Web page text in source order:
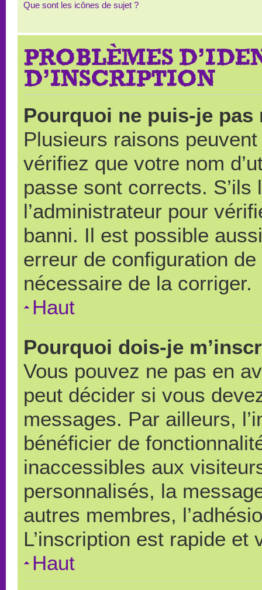
Que sont les icônes de sujet ?
PROBLÈMES
D’INSCRIPTION
Pourquoi ne puis-je pas
Plusieurs raisons
vérifiez que votre nom
passe sont corrects.
l’administrateur pour
banni. Il est possible
erreur de configuration
nécessaire de la corriger.
Haut
Pourquoi dois-je
Vous pouvez ne pas en
peut décider si vous
messages. Par ailleurs,
bénéficier de
inaccessibles aux
personnalisés, la
autres membres,
L’inscription est rapide et
Haut